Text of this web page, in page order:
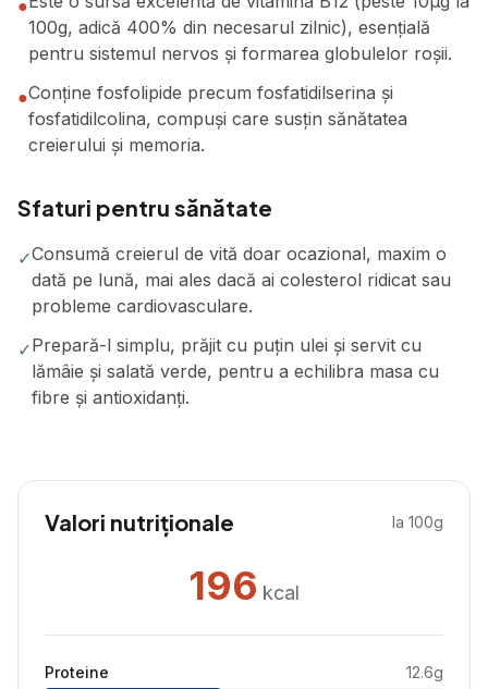
●
100g, adică 400% din necesarul zilnic), esențială
pentru sistemul nervos și formarea globulelor roșii.
●Conține fosfolipide precum fosfatidilserina și
fosfatidilcolina, compuși care susțin sănătatea
creierului și memoria.
Sfaturi pentru sănătate
✓Consumă creierul de vită doar ocazional, maxim o
dată pe lună, mai ales dacă ai colesterol ridicat sau
probleme cardiovasculare.
✓Prepară-l simplu, prăjit cu puțin ulei și servit cu
lămâie și salată verde, pentru a echilibra masa cu
fibre și antioxidanți.
Valori nutriționale la 100g
196 kcal
Proteine 12.6g